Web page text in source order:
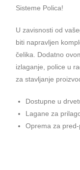
Sisteme Polica!
U zavisnosti od
biti napravljen
čelika. Dodatno
izlaganje, police u
za stavljanje
Dostupne u
Lagane za
Oprema za